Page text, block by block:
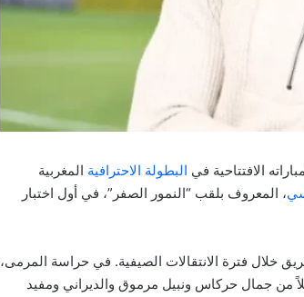
الافتتاحية في البطولة الاحترافية المغربية
، المعروف بلقب “النمور الصفر”، في أول اختبار
للفريق خلال فترة الانتقالات الصيفية. في حراسة المرمى،
من جمال حركاس ونبيل مرموق والديراني ومفيد